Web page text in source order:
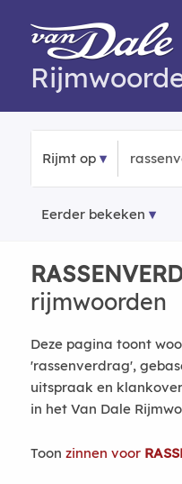
Rijmt op
Eerder bekeken
rijmwoorden
Deze pagina toont
'rassenverdrag',
uitspraak en
in het Van Dale
Toon zinnen voor